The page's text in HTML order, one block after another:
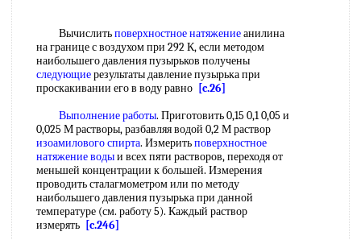
Вычислитьповерхностное натяжениеанилина
на границе с воздухом при 292 К, если методом
наибольшего давления пузырьков получены
следующиерезультаты давление пузырька при
проскакивании его в воду равно [c.26]
Выполнение работы. Приготовить 0,15 0,1 0,05 и
0,025 М растворы, разбавляя водой 0,2 М раствор
изоамилового спирта. Измеритьповерхностное
натяжение водыи всех пяти растворов, переходя от
меньшей концентрации к большей. Измерения
проводить сталагмометром или по методу
наибольшего давления пузырька при данной
температуре (см. работу 5). Каждый раствор
измерять [c.246]